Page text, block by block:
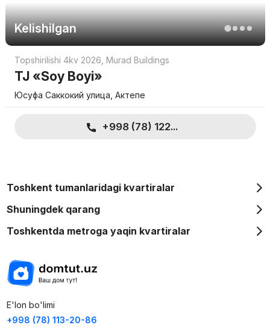
Kelishilgan
Topshirilishi 4kv 2026 Murad Buildings
TJ «Soy Boyi»
Юсуфа Саккокий улица, Актепе
+998 (78) 122...
Toshkent tumanlaridagi kvartiralar
Shuningdek qarang
Toshkentda metroga yaqin kvartiralar
E'lon bo'limi
+998 (78) 113-20-86